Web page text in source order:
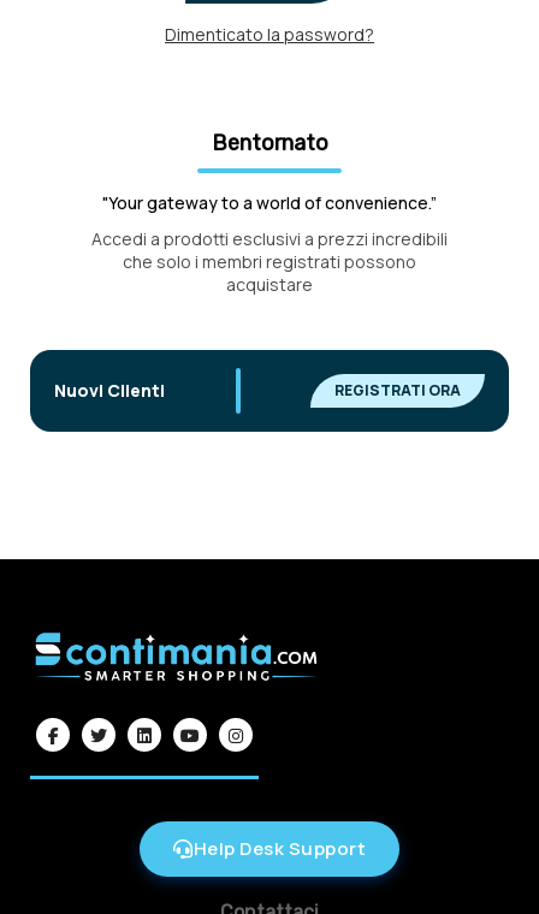
Dimenticato la password?
Bentornato
"Your gateway to a world of convenience.”
Accedi a prodotti esclusivi a prezzi incredibili
che solo i membri registrati possono
acquistare
Nuovi Clienti REGISTRATI ORA
Help Desk Support